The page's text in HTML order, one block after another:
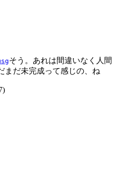
そう。あれは間違いなく人間
まだ未完成って感じの、ね